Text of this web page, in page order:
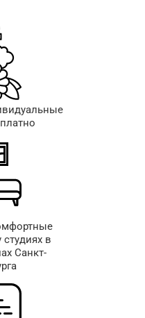
студиях в
Санкт-